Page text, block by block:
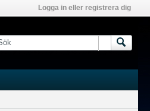
Logga in eller registrera dig